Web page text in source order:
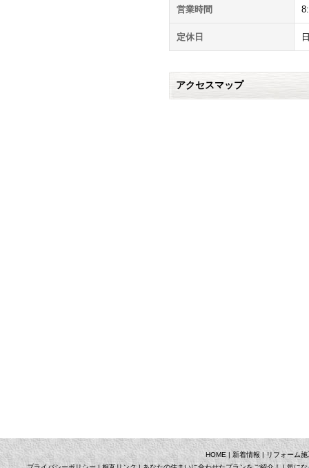
営業時間
定休日
アクセスマップ
HOME| 新着情報| リフォーム施